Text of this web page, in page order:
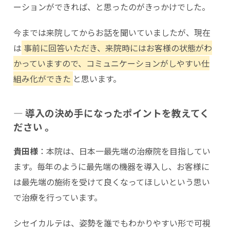
ーションができれば、と思ったのがきっかけでした。
今までは来院してからお話を聞いていましたが、現在
は 事前に回答いただき、来院時にはお客様の状態がわ
かっていますので、コミュニケーションがしやすい仕
組み化ができた と思います。
― 導入の決め手になったポイントを教えてく
ださい。
貴田様 ：本院は、日本一最先端の治療院を目指してい
ます。毎年のように最先端の機器を導入し、お客様に
は最先端の施術を受けて良くなってほしいという思い
で治療を行っています。
シセイカルテは、姿勢を誰でもわかりやすい形で可視